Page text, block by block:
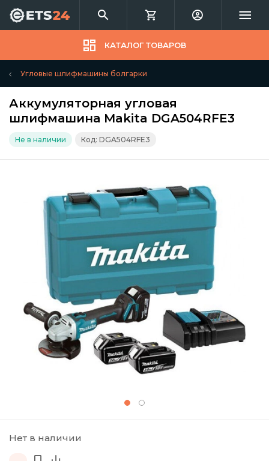
КАТАЛОГ ТОВАРОВ
Угловые шлифмашины болгарки
Аккумуляторная угловая
шлифмашина Makita DGA504RFE3
Не в наличии Код: DGA504RFE3
Нет в наличии